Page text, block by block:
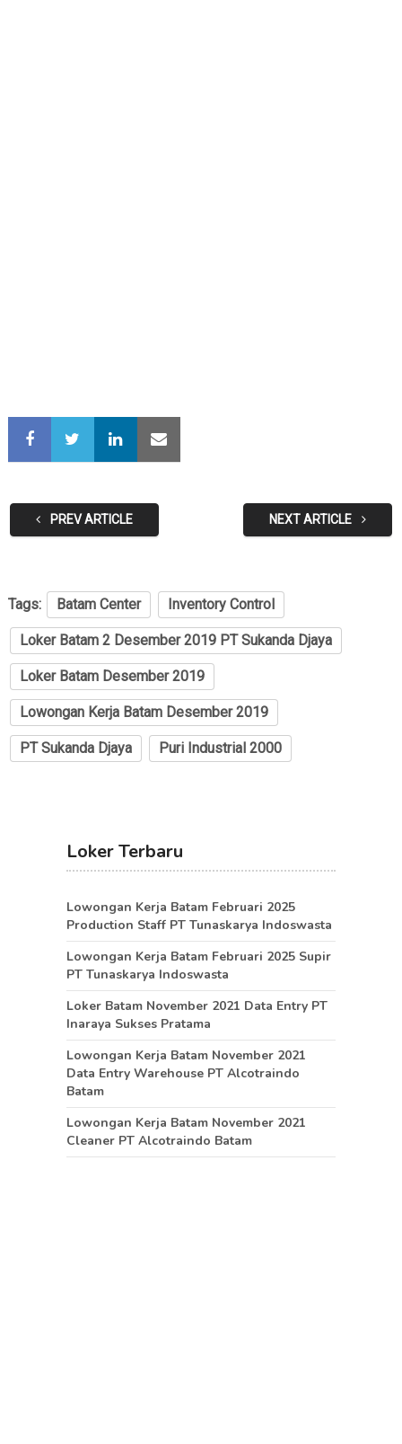
PREV ARTICLE NEXT ARTICLE
Tags: Batam Center Inventory Control
Loker Batam 2 Desember 2019 PT Sukanda Djaya
Loker Batam Desember 2019
Lowongan Kerja Batam Desember 2019
PT Sukanda Djaya Puri Industrial 2000
Loker Terbaru
Lowongan Kerja Batam Februari 2025
Production Staff PT Tunaskarya Indoswasta
Lowongan Kerja Batam Februari 2025 Supir
PT Tunaskarya Indoswasta
Loker Batam November 2021 Data Entry PT
Inaraya Sukses Pratama
Lowongan Kerja Batam November 2021
Data Entry Warehouse PT Alcotraindo
Batam
Lowongan Kerja Batam November 2021
Cleaner PT Alcotraindo Batam